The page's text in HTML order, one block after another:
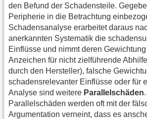
den Befund der Schadensteile.
Peripherie in die Betrachtung
Schadensanalyse erarbeitet daraus
anerkannten Systematik die
Einflüsse und nimmt deren
Anzeichen für nicht zielführende
durch den Hersteller), falsche
schadensrelevanter Einflüsse oder für
Analyse sind weitere Parallelschäden
Parallelschäden werden oft mit der
Argumentation verneint, dass es